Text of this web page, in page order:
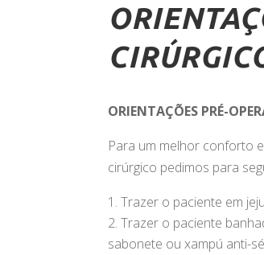
ORIENTAÇÕES PRÉ-
Para um melhor conforto
cirúrgico pedimos para
Trazer o paciente em
Trazer o paciente
sabonete ou xampú anti-